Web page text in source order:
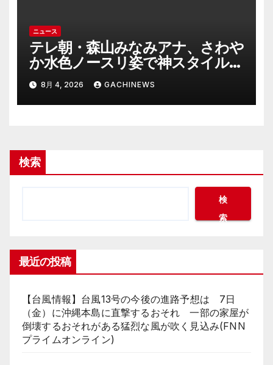
ニュース
テレ朝・森山みなみアナ、さわや
か水色ノースリ姿で神スタイル炸
裂 「爽やかで可愛い」「最上級
にお似合い」(J-CASTニュース)
8月 4, 2026 GACHINEWS
検索
検
索
最近の投稿
【台風情報】台風13号の今後の進路予想は 7日
（金）に沖縄本島に直撃するおそれ 一部の家屋が
倒壊するおそれがある猛烈な風が吹く見込み(FNN
プライムオンライン)